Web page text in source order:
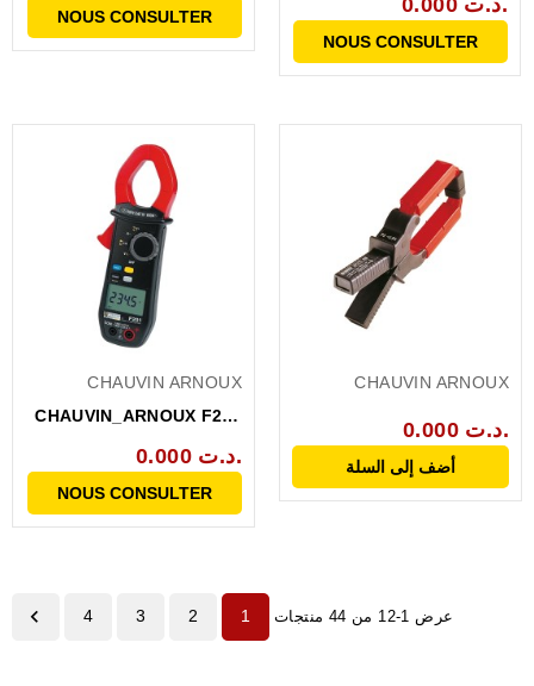
NOUS CONSULTER
TERRE...0.000 د.ت.
NOUS CONSULTER
CHAUVIN ARNOUX
CHAUVIN_ARNOUX F201
600A...0.000 د.ت.
NOUS CONSULTER
CHAUVIN ARNOUX
0.000 د.ت.
أضف إلى السلة
عرض 1-12 من 44 منتجات 1
2
3
4
